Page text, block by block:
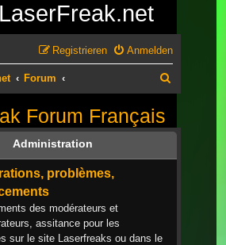
Anmelden
Registrieren
Forum
Forum Français
Administration
problèmes,
des modérateurs et
assitance pour les
sur le site Laserfreaks ou dans le